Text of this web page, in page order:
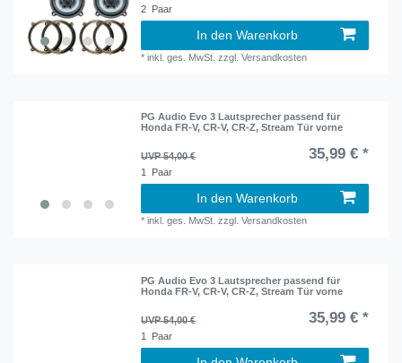
2 Paar
In den Warenkorb
*inkl. ges. MwSt. zzgl.Versandkosten
PG Audio Evo 3 Lautsprecher passend für
Honda FR-V, CR-V, CR-Z, Stream Tür vorne
UVP 54,00 € 35,99 € *
1 Paar
In den Warenkorb
*inkl. ges. MwSt. zzgl.Versandkosten
PG Audio Evo 3 Lautsprecher passend für
Honda FR-V, CR-V, CR-Z, Stream Tür vorne
UVP 54,00 € 35,99 € *
1 Paar